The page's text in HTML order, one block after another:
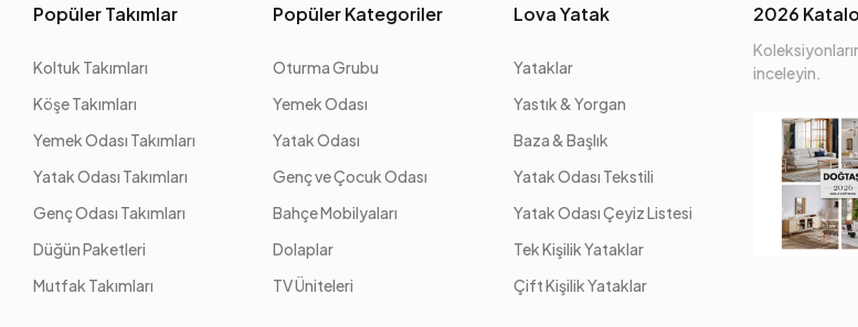
Popüler Takımlar
Koltuk Takımları
Köşe Takımları
Yemek Odası Takımları
Yatak Odası Takımları
Genç Odası Takımları
Düğün Paketleri
Mutfak Takımları
Popüler Kategoriler
Oturma Grubu
Yemek Odası
Yatak Odası
Genç ve Çocuk Odası
Bahçe Mobilyaları
Dolaplar
TV Üniteleri
Lova Yatak
Yataklar
Yastık & Yorgan
Baza & Başlık
Yatak Odası Tekstili
Yatak Odası Çeyiz Listesi
Tek Kişilik Yataklar
Çift Kişilik Yataklar
2026
inceleyin.